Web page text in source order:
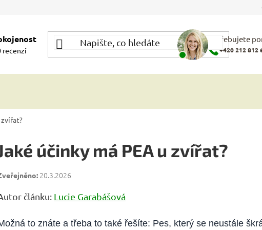
recenzí
Potřebujete
+420 212 812
zvířat?
účinky má PEA u zvířat?
20.3.2026
článku: Lucie Garabášová
to znáte a třeba to také řešíte: Pes, který se neustále